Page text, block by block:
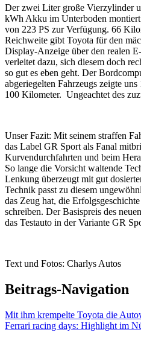
Der zwei Liter große Vierzylinder
kWh Akku im Unterboden
von 223 PS zur Verfügung. 66
Reichweite gibt Toyota für den
Display-Anzeige über den realen
verleitet dazu, sich diesem doch
so gut es eben geht. Der
abgeriegelten Fahrzeugs zeigte
100 Kilometer. Ungeachtet des
Unser Fazit: Mit seinem straffen
das Label GR Sport als Fanal
Kurvendurchfahrten und beim
So lange die Vorsicht waltende
Lenkung überzeugt mit gut
Technik passt zu diesem
das Zeug hat, die
schreiben. Der Basispreis des
das Testauto in der Variante GR
Text und Fotos: Charlys Autos
Beitrags-Navigation
Mit ihm krempelte Toyota die
Ferrari racing days: Highlight im